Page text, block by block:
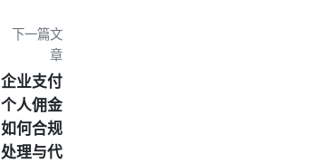
下一篇文
章
企业支付
个人佣金
如何合规
处理与代